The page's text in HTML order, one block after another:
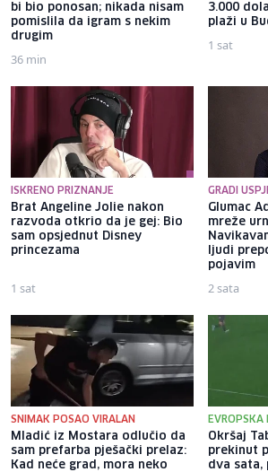
bi bio ponosan; nikada nisam
pomislila da igram s nekim
drugim
36 min
3.000
plaži u
1 sat
ISKRENO PRIZNANJE
Brat Angeline Jolie nakon
razvoda otkrio da je gej: Bio
sam opsjednut Disney
princezama
1 sat
GRADI
Glumac
mreže
ljudi
pojavim
2 sata
SNIMAK POSAO VIRALAN
Mladić iz Mostara odlučio da
sam prefarba pješački prelaz:
Kad neće grad, mora neko
EVROPSKA
Okršaj
prekinut
dva sata,